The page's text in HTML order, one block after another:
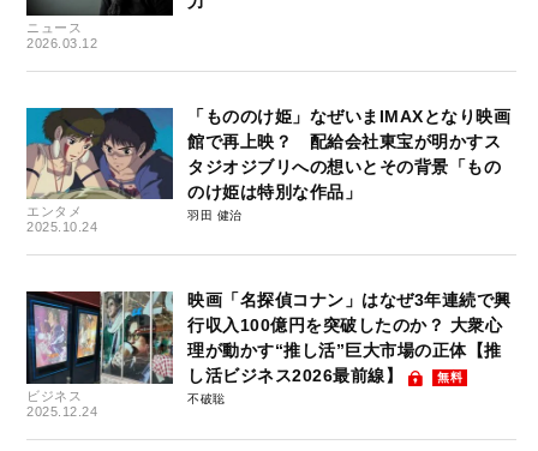
ニュース
2026.03.12
エンタメ
2025.10.24
「もののけ姫」なぜいまIMAXとなり映画
館で再上映？ 配給会社東宝が明かすス
タジオジブリへの想いとその背景「もの
のけ姫は特別な作品」
羽田 健治
ビジネス
2025.12.24
映画「名探偵コナン」はなぜ3年連続で興
行収入100億円を突破したのか？ 大衆心
理が動かす“推し活”巨大市場の正体【推
し活ビジネス2026最前線】
無料
不破聡